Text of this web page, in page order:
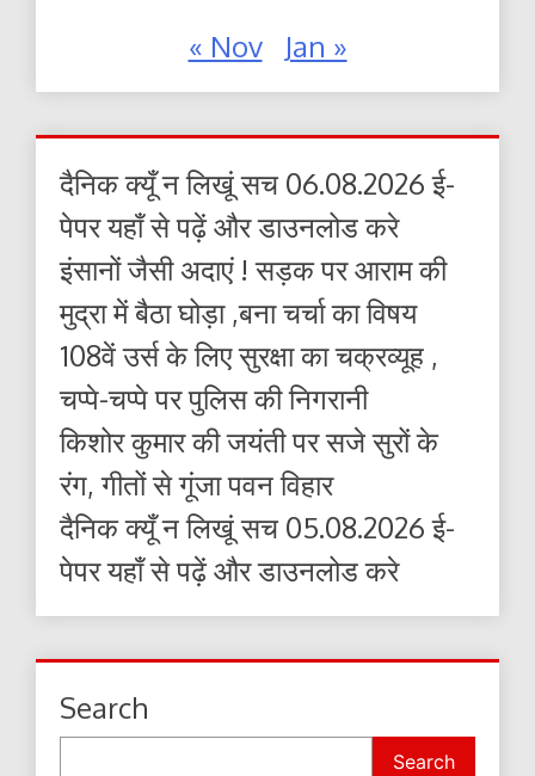
« Nov Jan »
दैनिक क्यूँ न लिखूं सच 06.08.2026 ई-
पेपर यहाँ से पढ़ें और डाउनलोड करे
इंसानों जैसी अदाएं ! सड़क पर आराम की
मुद्रा में बैठा घोड़ा ,बना चर्चा का विषय
108वें उर्स के लिए सुरक्षा का चक्रव्यूह ,
चप्पे-चप्पे पर पुलिस की निगरानी
किशोर कुमार की जयंती पर सजे सुरों के
रंग, गीतों से गूंजा पवन विहार
दैनिक क्यूँ न लिखूं सच 05.08.2026 ई-
पेपर यहाँ से पढ़ें और डाउनलोड करे
Search
Search